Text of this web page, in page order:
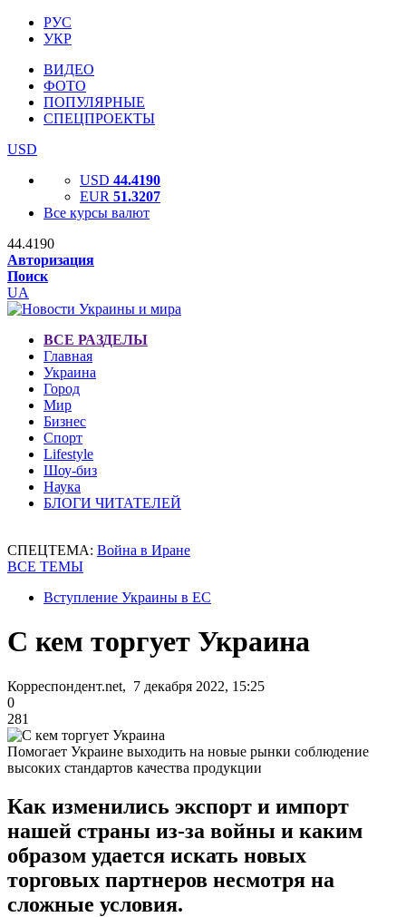
РУС
УКР
ВИДЕО
ФОТО
ПОПУЛЯРНЫЕ
СПЕЦПРОЕКТЫ
USD
USD 44.4190
EUR 51.3207
Все курсы валют
44.4190
Авторизация
Поиск
UA
ВСЕ РАЗДЕЛЫ
Главная
Украина
Город
Мир
Бизнес
Спорт
Lifestyle
Шоу-биз
Наука
БЛОГИ ЧИТАТЕЛЕЙ
СПЕЦТЕМА: Война в Иране
ВСЕ ТЕМЫ
Вступление Украины в ЕС
С кем торгует Украина
Корреспондент.net, 7 декабря 2022, 15:25
0
281
Помогает Украине выходить на новые рынки соблюдение
высоких стандартов качества продукции
Как изменились экспорт и импорт
нашей страны из-за войны и каким
образом удается искать новых
торговых партнеров несмотря на
сложные условия.